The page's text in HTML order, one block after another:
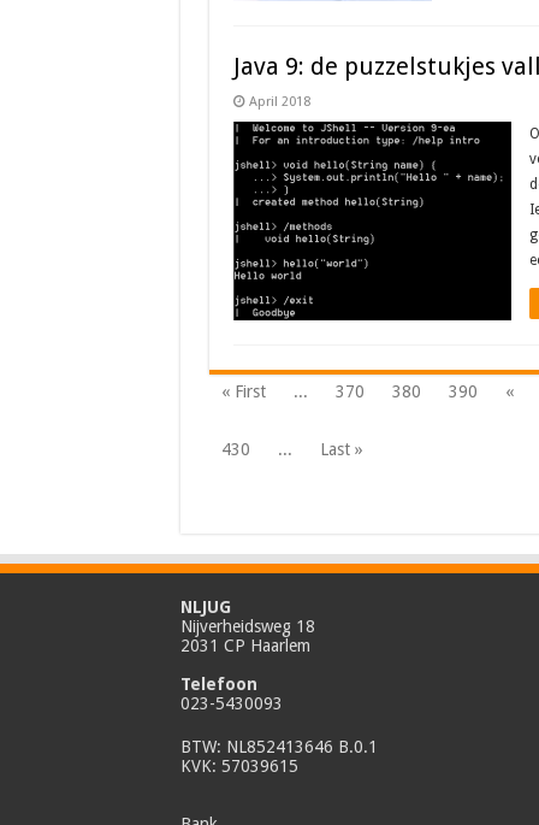
Java 9: de puzzelstukjes
April 2018
« First ... 370 380 390 «
430 ... Last »
NLJUG
Nijverheidsweg 18
2031 CP Haarlem
Telefoon
023-5430093
BTW: NL852413646 B.0.1
KVK: 57039615